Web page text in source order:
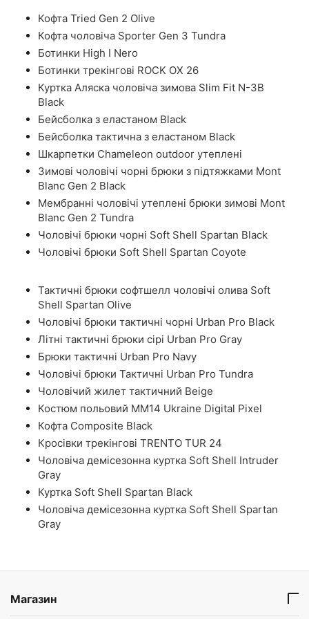
Кофта Tried Gen 2 Olive
Кофта чоловіча Sporter Gen 3 Tundra
Ботинки High I Nero
Ботинки трекінгові ROCK OX 26
Куртка Аляска чоловіча зимова Slim Fit N-3B
Black
Бейсболка з еластаном Black
Бейсболка тактична з еластаном Black
Шкарпетки Chameleon outdoor утеплені
Зимові чоловічі чорні брюки з підтяжками Mont
Blanc Gen 2 Black
Мембранні чоловічі утеплені брюки зимові Mont
Blanc Gen 2 Tundra
Чоловічі брюки чорні Soft Shell Spartan Black
Чоловічі брюки Soft Shell Spartan Coyote
Тактичні брюки софтшелл чоловічі олива Soft
Shell Spartan Olive
Чоловічі брюки тактичні чорні Urban Pro Black
Літні тактичні брюки сірі Urban Pro Gray
Брюки тактичні Urban Pro Navy
Чоловічі брюки Тактичні Urban Pro Tundra
Чоловічий жилет тактичний Beige
Костюм польовий ММ14 Ukraine Digital Pixel
Кофта Composite Black
Кросівки трекінгові TRENTO TUR 24
Чоловіча демісезонна куртка Soft Shell Intruder
Gray
Куртка Soft Shell Spartan Black
Чоловіча демісезонна куртка Soft Shell Spartan
Gray
Магазин